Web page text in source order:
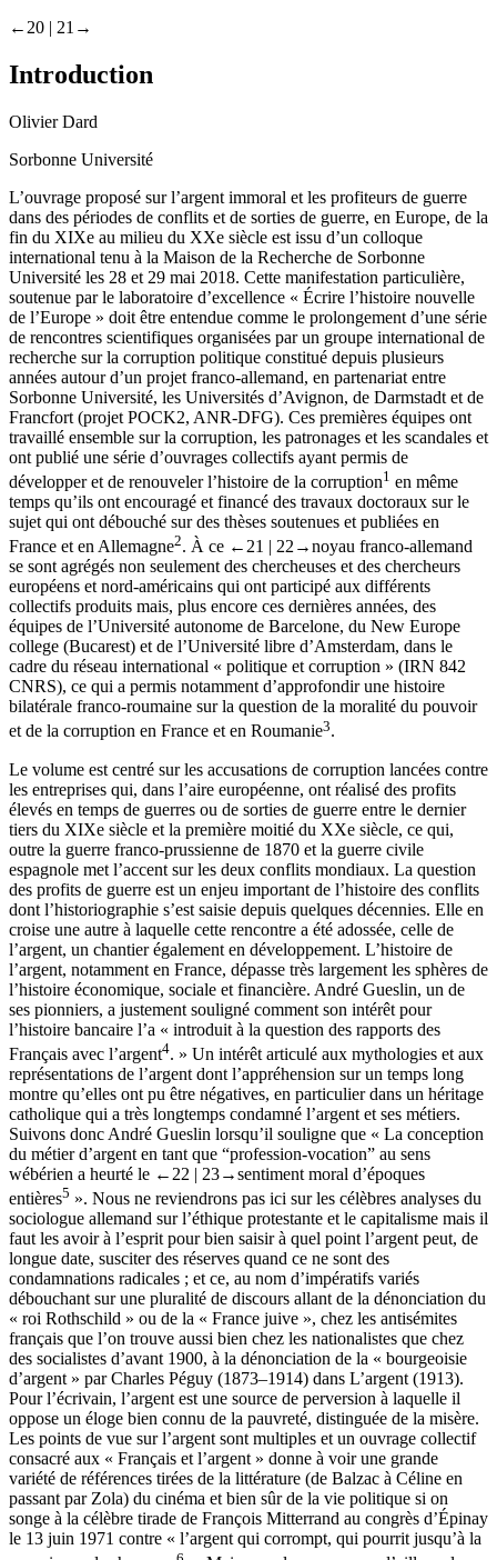
←20 | 21→
Introduction
Olivier Dard
Sorbonne Université
L’ouvrage proposé sur l’argent immoral et les profiteurs de guerre
dans des périodes de conflits et de sorties de guerre, en Europe, de la
fin du XIXe au milieu du XXe siècle est issu d’un colloque
international tenu à la Maison de la Recherche de Sorbonne
Université les 28 et 29 mai 2018. Cette manifestation particulière,
soutenue par le laboratoire d’excellence « Écrire l’histoire nouvelle
de l’Europe » doit être entendue comme le prolongement d’une série
de rencontres scientifiques organisées par un groupe international de
recherche sur la corruption politique constitué depuis plusieurs
années autour d’un projet franco-allemand, en partenariat entre
Sorbonne Université, les Universités d’Avignon, de Darmstadt et de
Francfort (projet POCK2, ANR-DFG). Ces premières équipes ont
travaillé ensemble sur la corruption, les patronages et les scandales et
ont publié une série d’ouvrages collectifs ayant permis de
développer et de renouveler l’histoire de la corruption1 en même
temps qu’ils ont encouragé et financé des travaux doctoraux sur le
sujet qui ont débouché sur des thèses soutenues et publiées en
France et en Allemagne2. À ce ←21 | 22→noyau franco-allemand
se sont agrégés non seulement des chercheuses et des chercheurs
européens et nord-américains qui ont participé aux différents
collectifs produits mais, plus encore ces dernières années, des
équipes de l’Université autonome de Barcelone, du New Europe
college (Bucarest) et de l’Université libre d’Amsterdam, dans le
cadre du réseau international « politique et corruption » (IRN 842
CNRS), ce qui a permis notamment d’approfondir une histoire
bilatérale franco-roumaine sur la question de la moralité du pouvoir
et de la corruption en France et en Roumanie3.
Le volume est centré sur les accusations de corruption lancées contre
les entreprises qui, dans l’aire européenne, ont réalisé des profits
élevés en temps de guerres ou de sorties de guerre entre le dernier
tiers du XIXe siècle et la première moitié du XXe siècle, ce qui,
outre la guerre franco-prussienne de 1870 et la guerre civile
espagnole met l’accent sur les deux conflits mondiaux. La question
des profits de guerre est un enjeu important de l’histoire des conflits
dont l’historiographie s’est saisie depuis quelques décennies. Elle en
croise une autre à laquelle cette rencontre a été adossée, celle de
l’argent, un chantier également en développement. L’histoire de
l’argent, notamment en France, dépasse très largement les sphères de
l’histoire économique, sociale et financière. André Gueslin, un de
ses pionniers, a justement souligné comment son intérêt pour
l’histoire bancaire l’a « introduit à la question des rapports des
Français avec l’argent4. » Un intérêt articulé aux mythologies et aux
représentations de l’argent dont l’appréhension sur un temps long
montre qu’elles ont pu être négatives, en particulier dans un héritage
catholique qui a très longtemps condamné l’argent et ses métiers.
Suivons donc André Gueslin lorsqu’il souligne que « La conception
du métier d’argent en tant que “profession-vocation” au sens
wébérien a heurté le ←22 | 23→sentiment moral d’époques
entières5 ». Nous ne reviendrons pas ici sur les célèbres analyses du
sociologue allemand sur l’éthique protestante et le capitalisme mais il
faut les avoir à l’esprit pour bien saisir à quel point l’argent peut, de
longue date, susciter des réserves quand ce ne sont des
condamnations radicales ; et ce, au nom d’impératifs variés
débouchant sur une pluralité de discours allant de la dénonciation du
« roi Rothschild » ou de la « France juive », chez les antisémites
français que l’on trouve aussi bien chez les nationalistes que chez
des socialistes d’avant 1900, à la dénonciation de la « bourgeoisie
d’argent » par Charles Péguy (1873–1914) dans L’argent (1913).
Pour l’écrivain, l’argent est une source de perversion à laquelle il
oppose un éloge bien connu de la pauvreté, distinguée de la misère.
Les points de vue sur l’argent sont multiples et un ouvrage collectif
consacré aux « Français et l’argent » donne à voir une grande
variété de références tirées de la littérature (de Balzac à Céline en
passant par Zola) du cinéma et bien sûr de la vie politique si on
songe à la célèbre tirade de François Mitterrand au congrès d’Épinay
le 13 juin 1971 contre « l’argent qui corrompt, qui pourrit jusqu’à la